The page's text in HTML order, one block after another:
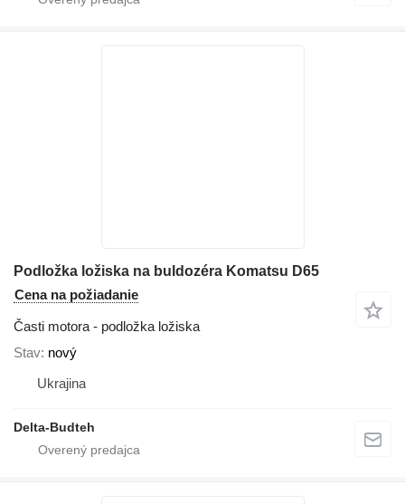
Podložka ložiska na buldozéra Komatsu D65
Cena na požiadanie
Časti motora - podložka ložiska
Stav nový
Ukrajina
Delta-Budteh